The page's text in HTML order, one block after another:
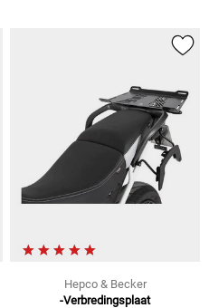
Hepco & Becker
-Verbredingsplaat